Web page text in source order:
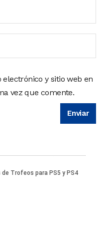
y sitio web en
vez que comente.